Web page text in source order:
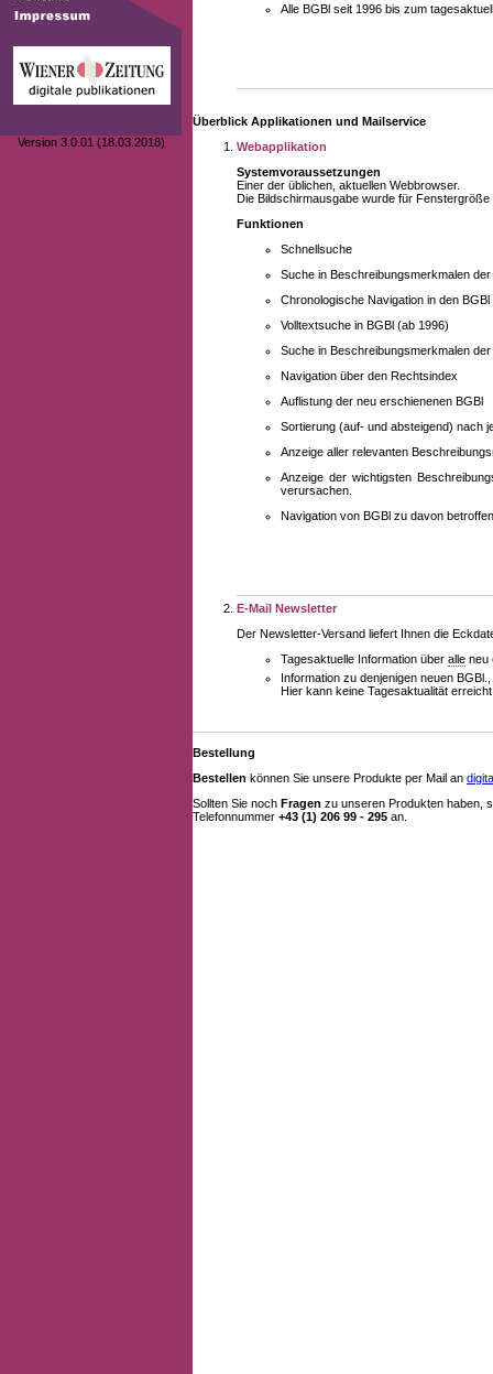
Version 3.0.01 (18.03.2018)
Alle BGBl seit 1996 bis zum
Überblick Applikationen und Mailservice
Webapplikation
Systemvoraussetzungen
Einer der üblichen, aktuellen Webbrowser.
Die Bildschirmausgabe wurde für
Funktionen
Schnellsuche
Suche in Beschreibungsmerkmalen
Chronologische Navigation in den BGBl
Volltextsuche in BGBl (ab 1996)
Suche in Beschreibungsmerkmalen
Navigation über den Rechtsindex
Auflistung der neu erschienenen BGBl
Sortierung (auf- und absteigend) nach
Anzeige aller relevanten
Anzeige der wichtigsten
verursachen.
Navigation von BGBl zu davon
E-Mail Newsletter
Der Newsletter-Versand liefert Ihnen die
Tagesaktuelle Information über alle neu
Information zu denjenigen neuen
Hier kann keine Tagesaktualität
Bestellung
Bestellen können Sie unsere Produkte per Mail an
Sollten Sie noch Fragen zu unseren Produkten haben,
Telefonnummer +43 (1) 206 99 - 295 an.